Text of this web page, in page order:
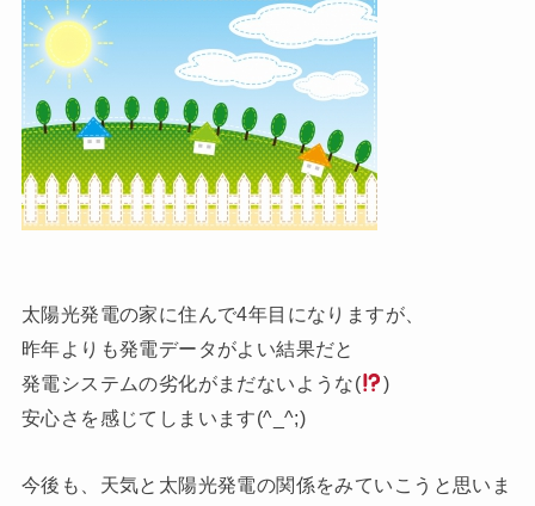
太陽光発電の家に住んで4年目になりますが、
昨年よりも発電データがよい結果だと
発電システムの劣化がまだないような(
)
安心さを感じてしまいます(^_^;)
今後も、天気と太陽光発電の関係をみていこうと思いま